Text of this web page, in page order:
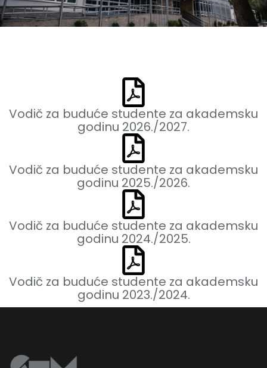
Vodič za buduće studente za akademsku
godinu 2026./2027.
Vodič za buduće studente za akademsku
godinu 2025./2026.
Vodič za buduće studente za akademsku
godinu 2024./2025.
Vodič za buduće studente za akademsku
godinu 2023./2024.